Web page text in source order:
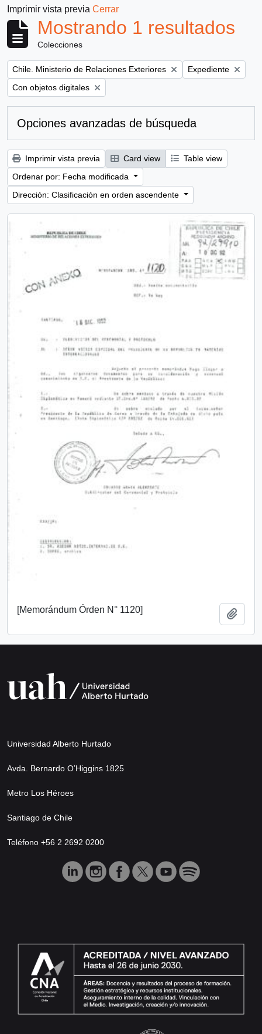
Imprimir vista previa Cerrar
Mostrando 1 resultados
Colecciones
Remove filter:
Chile. Ministerio de Relaciones Exteriores Remove filter:
Expediente
Remove filter:
Con objetos digitales
Opciones avanzadas de búsqueda
Imprimir vista previa Card view
Table view
Ordenar por: Fecha modificada
Dirección: Clasificación en orden ascendente
[Memorándum Órden N° 1120]
Universidad Alberto Hurtado
Avda. Bernardo O’Higgins 1825
Metro Los Héroes
Santiago de Chile
Teléfono +56 2 2692 0200